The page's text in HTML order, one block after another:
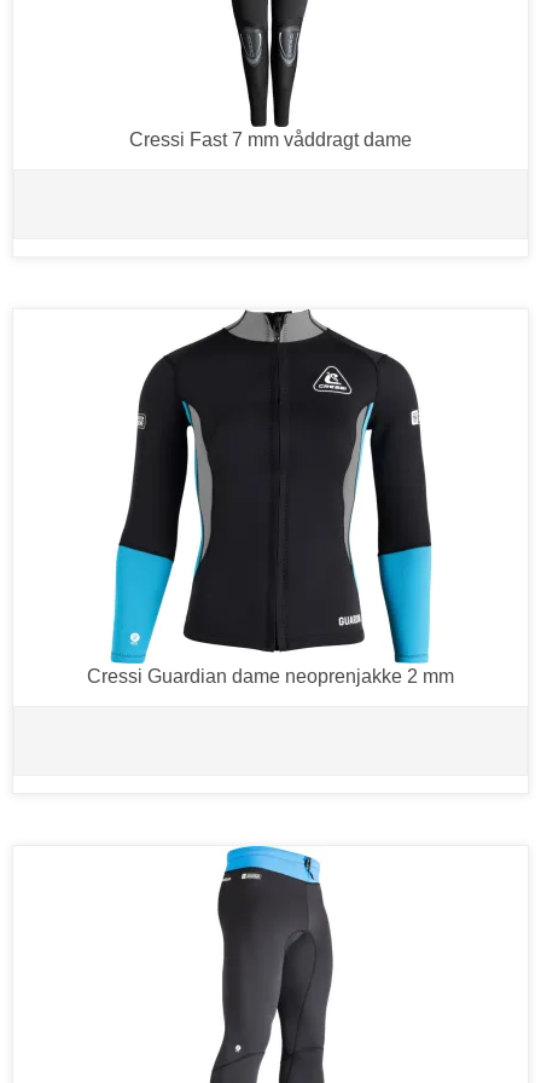
Cressi Fast 7 mm våddragt dame
Cressi Guardian dame neoprenjakke 2 mm